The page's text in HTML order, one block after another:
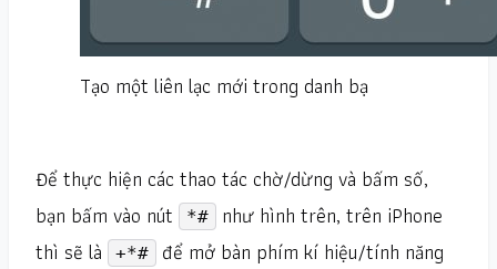
Tạo một liên lạc mới trong danh bạ
Để thực hiện các thao tác chờ/dừng và bấm số,
bạn bấm vào nút
*#
như hình trên, trên iPhone
thì sẽ là
+*#
để mở bàn phím kí hiệu/tính năng